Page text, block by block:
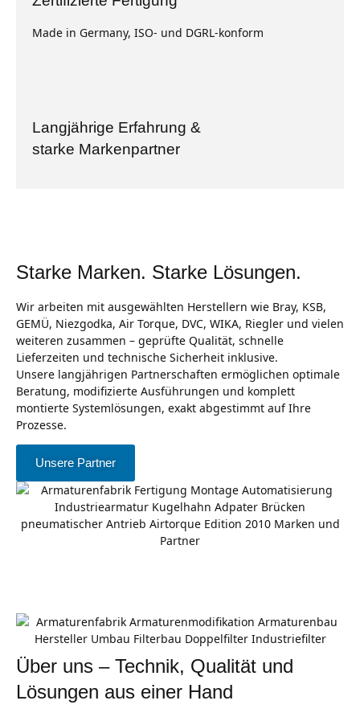
Made in Germany, ISO‑ und DGRL‑konform
Langjährige Erfahrung &
starke Markenpartner
Starke Marken. Starke Lösungen.
Wir arbeiten mit ausgewählten Herstellern wie Bray, KSB,
GEMÜ, Niezgodka, Air Torque, DVC, WIKA, Riegler und vielen
weiteren zusammen – geprüfte Qualität, schnelle
Lieferzeiten und technische Sicherheit inklusive.
Unsere langjährigen Partnerschaften ermöglichen optimale
Beratung, modifizierte Ausführungen und komplett
montierte Systemlösungen, exakt abgestimmt auf Ihre
Prozesse.
Unsere Partner
Über uns – Technik, Qualität und
Lösungen aus einer Hand